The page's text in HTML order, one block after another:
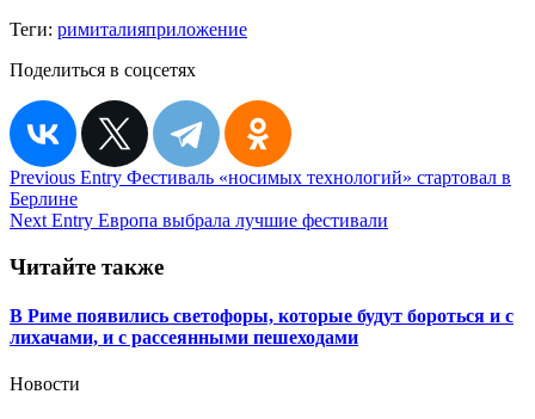
Теги: римиталияприложение
Поделиться в соцсетях
Навигация
по
Previous Entry Фестиваль «носимых технологий» стартовал в
Берлине
Next Entry Европа выбрала лучшие фестивали
Читайте также
В Риме появились светофоры, которые будут бороться и с
лихачами, и с рассеянными пешеходами
Новости